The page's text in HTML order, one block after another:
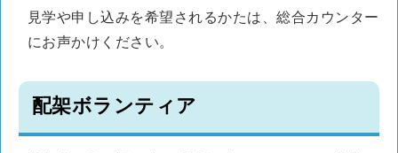
見学や申し込みを希望されるかたは、総合カウンター
にお声かけください。
配架ボランティア